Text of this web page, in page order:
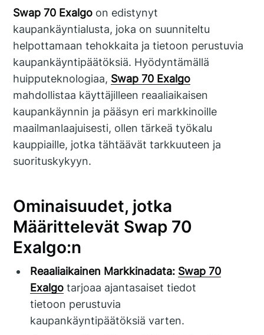
Swap 70 Exalgo on edistynyt
kaupankäyntialusta, joka on suunniteltu
helpottamaan tehokkaita ja tietoon perustuvia
kaupankäyntipäätöksiä. Hyödyntämällä
huipputeknologiaa, Swap 70 Exalgo
mahdollistaa käyttäjilleen reaaliaikaisen
kaupankäynnin ja pääsyn eri markkinoille
maailmanlaajuisesti, ollen tärkeä työkalu
kauppiaille, jotka tähtäävät tarkkuuteen ja
suorituskykyyn.
Ominaisuudet, jotka
Määrittelevät Swap 70
Exalgo:n
Reaaliaikainen Markkinadata: Swap 70
Exalgo tarjoaa ajantasaiset tiedot
tietoon perustuvia
kaupankäyntipäätöksiä varten.